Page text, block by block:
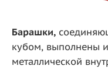
Барашки,
кубом, выполнены
металлической